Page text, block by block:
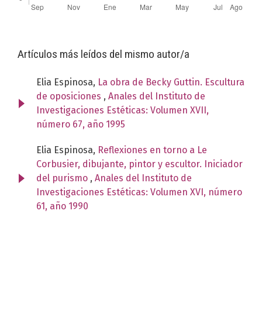
Artículos más leídos del mismo autor/a
Elia Espinosa, La obra de Becky Guttin. Escultura
de oposiciones , Anales del Instituto de
Investigaciones Estéticas: Volumen XVII,
número 67, año 1995
Elia Espinosa, Reflexiones en torno a Le
Corbusier, dibujante, pintor y escultor. Iniciador
del purismo , Anales del Instituto de
Investigaciones Estéticas: Volumen XVI, número
61, año 1990